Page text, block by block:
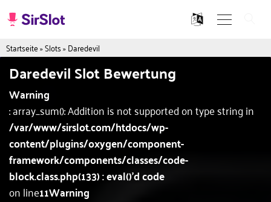
Startseite»Slots»Daredevil
Daredevil Slot Bewertung
Warning
: array_sum(): Addition is not supported on type string in
/var/www/sirslot.com/htdocs/wp-
content/plugins/oxygen/component-
framework/components/classes/code-
block.class.php(133) : eval()'d code
on line11Warning